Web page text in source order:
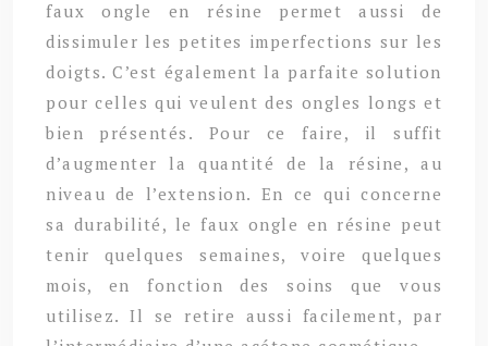
faux ongle en résine permet aussi de
dissimuler les petites imperfections sur les
doigts. C’est également la parfaite solution
pour celles qui veulent des ongles longs et
bien présentés. Pour ce faire, il suffit
d’augmenter la quantité de la résine, au
niveau de l’extension. En ce qui concerne
sa durabilité, le faux ongle en résine peut
tenir quelques semaines, voire quelques
mois, en fonction des soins que vous
utilisez. Il se retire aussi facilement, par